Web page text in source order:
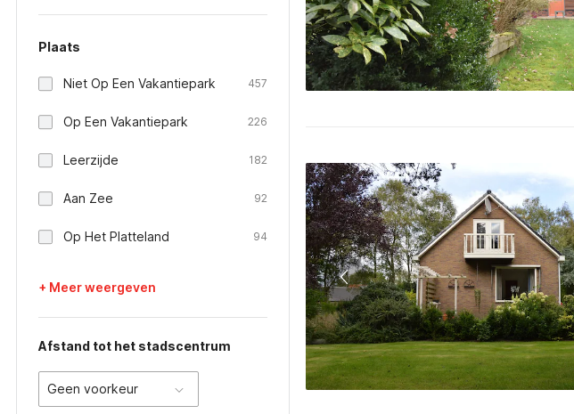
Plaats
Niet Op Een Vakantiepark 457
Op Een Vakantiepark 226
Leerzijde 182
Aan Zee 92
Op Het Platteland 94
+ Meer weergeven
Afstand tot het stadscentrum
Geen voorkeur